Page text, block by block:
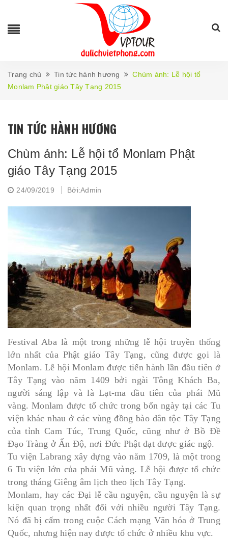
Trang chủ Tin tức hành hương
Chùm ảnh: Lễ hội tổ
Monlam Phật giáo Tây Tạng 2015
TIN TỨC HÀNH HƯƠNG
Chùm ảnh: Lễ hội tổ Monlam Phật
giáo Tây Tạng 2015
24/09/2019 Bởi:Admin
Festival Aba là một trong những lễ hội truyền thống
lớn nhất của Phật giáo Tây Tạng, cũng được gọi là
Monlam.Lễ hội Monlam được tiến hành lần đầu tiên ở
Tây Tạng vào năm 1409 bởi ngài Tông Khách Ba,
người sáng lập và là Lạt-ma đầu tiên của phái Mũ
vàng. Monlam được tổ chức trong bốn ngày tại các Tu
viện khác nhau ở các vùng đồng bào dân tộc Tây Tạng
của tỉnh Cam Túc, Trung Quốc, cũng như ở Bồ Đề
Đạo Tràng ở Ấn Độ, nơi Đức Phật đạt được giác ngộ.
Tu viện Labrang xây dựng vào năm 1709, là một trong
6 Tu viện lớn của phái Mũ vàng. Lễ hội được tổ chức
trong tháng Giêng âm lịch theo lịch Tây Tạng.
Monlam, hay các Đại lễ cầu nguyện, cầu nguyện là sự
kiện quan trọng nhất đối với nhiều người Tây Tạng.
Nó đã bị cấm trong cuộc Cách mạng Văn hóa ở Trung
Quốc, nhưng hiện nay được tổ chức ở nhiều khu vực.